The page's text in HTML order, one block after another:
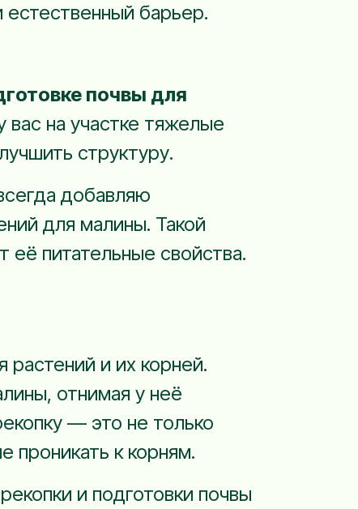
барьер.
почвы для
вас на участке тяжелые
структуру.
добавляю
для малины. Такой
питательные свойства.
и их корней.
отнимая у неё
— это не только
проникать к корням.
и подготовки почвы